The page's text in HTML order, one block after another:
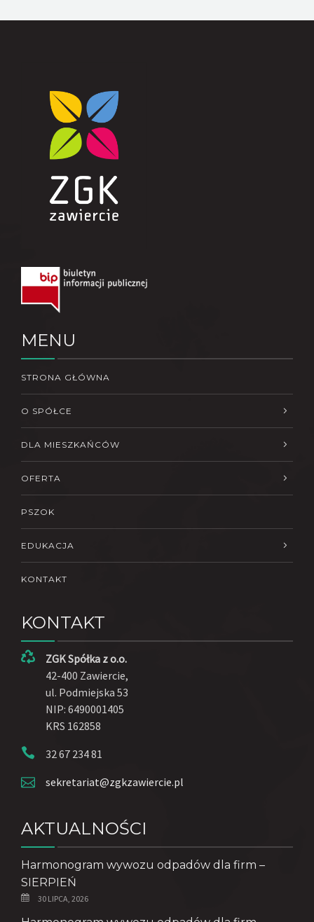
MENU
STRONA GŁÓWNA
O SPÓŁCE
DLA MIESZKAŃCÓW
OFERTA
PSZOK
EDUKACJA
KONTAKT
KONTAKT
ZGK Spółka z o.o.
42-400 Zawiercie,
ul. Podmiejska 53
NIP: 6490001405
KRS 162858
32 67 234 81
sekretariat@zgkzawiercie.pl
AKTUALNOŚCI
Harmonogram wywozu odpadów dla firm –
SIERPIEŃ
30 LIPCA, 2026